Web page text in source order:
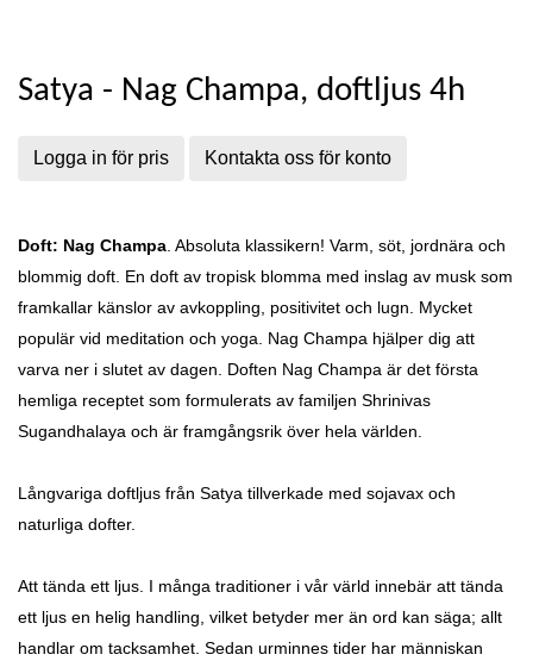
Satya - Nag Champa, doftljus 4h
Logga in för pris Kontakta oss för konto
Doft: Nag Champa . Absoluta klassikern! Varm, söt, jordnära och
blommig doft. En doft av tropisk blomma med inslag av musk som
framkallar känslor av avkoppling, positivitet och lugn. Mycket
populär vid meditation och yoga. Nag Champa hjälper dig att
varva ner i slutet av dagen. Doften Nag Champa är det första
hemliga receptet som formulerats av familjen Shrinivas
Sugandhalaya och är framgångsrik över hela världen.
Långvariga doftljus från Satya tillverkade med sojavax och
naturliga dofter.
Att tända ett ljus. I många traditioner i vår värld innebär att tända
ett ljus en helig handling, vilket betyder mer än ord kan säga; allt
handlar om tacksamhet. Sedan urminnes tider har människan